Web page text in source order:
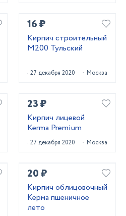
16 ₽
Кирпич строительный
М200 Тульский
27 декабря 2020 Москва
23 ₽
Кирпич лицевой
Kerma Premium
27 декабря 2020 Москва
20 ₽
Кирпич облицовочный
Керма пшеничное
лето